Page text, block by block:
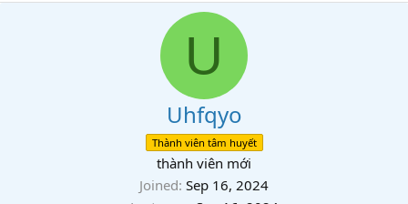
U
Uhfqyo
Thành viên tâm huyết
thành viên mới
Joined Sep 16, 2024